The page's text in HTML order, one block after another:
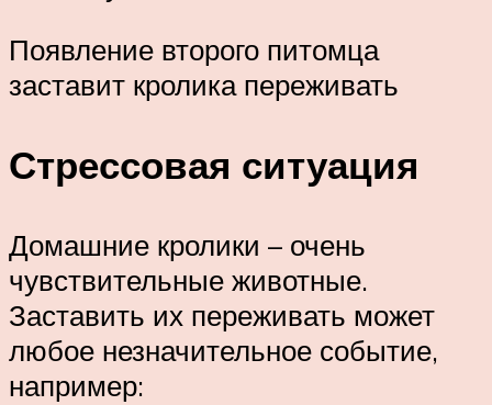
Появление второго питомца
заставит кролика переживать
Стрессовая ситуация
Домашние кролики – очень
чувствительные животные.
Заставить их переживать может
любое незначительное событие,
например: